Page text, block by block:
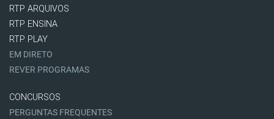
RTP ARQUIVOS
RTP ENSINA
RTP PLAY
EM DIRETO
REVER PROGRAMAS
CONCURSOS
PERGUNTAS FREQUENTES